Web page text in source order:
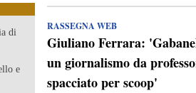
di
e
RASSEGNA WEB
Giuliano Ferrara:
un giornalismo da
spacciato per scoop'